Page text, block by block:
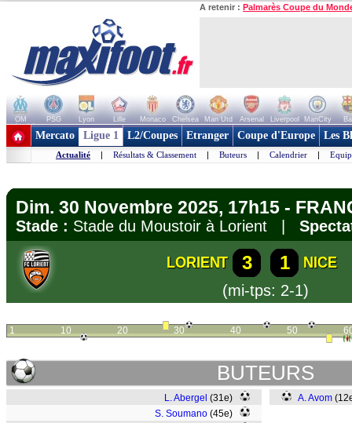
A retenir : Palmarès Coupe du
OM PSG Lyon Lille Monaco Chelsea Man Utd Arsenal Liverpool ManCity
+ de clubs
Mercato Ligue 1 L2/Coupes Etranger Coupe d'Europe Les
Actualité | Résultats & Classement | Buteurs | Calendrier |
Dim. 30 Novembre 2025, 17h15 -
Stade : Stade du Moustoir à Lorient |
LORIENT 3 1
NICE
(mi-tps: 2-1)
1 10 20 30 40 50
BUTEURS
L. Abergel (31e)
S. Soumano (45e)
A. Avom